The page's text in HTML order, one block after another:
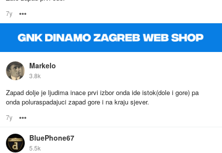
7y
Markelo
3.8k
Zapad dolje je ljudima inace prvi izbor onda ide istok(dole i gore) pa
onda poluraspadajuci zapad gore i na kraju sjever.
7y
BluePhone67
5.5k